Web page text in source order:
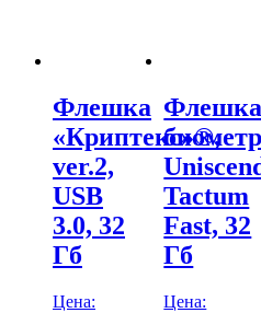
Флешка
«Криптекс»®,
ver.2,
USB
3.0, 32
Гб
Цена:
Флешка
Uniscend
Tactum
Fast, 32
Гб
Цена: